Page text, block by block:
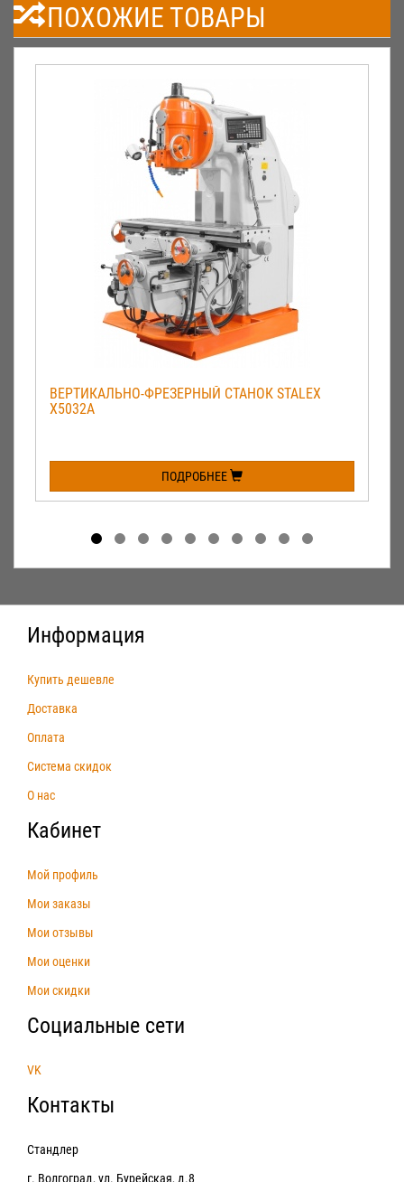
ПОХОЖИЕ ТОВАРЫ
ВЕРТИКАЛЬНО-ФРЕЗЕРНЫЙ СТАНОК STALEX
X5032A
ПОДРОБНЕЕ
Информация
Купить дешевле
Доставка
Оплата
Система скидок
О нас
Кабинет
Мой профиль
Мои заказы
Мои отзывы
Мои оценки
Мои скидки
Социальные сети
VK
Контакты
Стандлер
г. Волгоград, ул. Бурейская, д.8